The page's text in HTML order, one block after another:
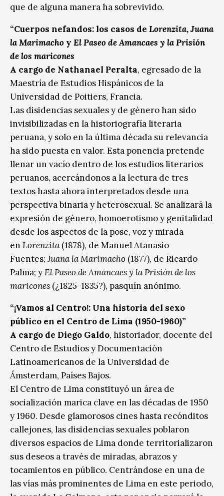
que de alguna manera ha sobrevivido.
“Cuerpos nefandos: los casos de Lorenzita,Juana
la Marimacho y El Paseo de Amancaes y la Prisión
de los maricones
A cargo de Nathanael Peralta, egresado de la
Maestría de Estudios Hispánicos de la
Universidad de Poitiers, Francia.
Las disidencias sexuales y de género han sido
invisibilizadas en la historiografía literaria
peruana, y solo en la última década su relevancia
ha sido puesta en valor. Esta ponencia pretende
llenar un vacío dentro de los estudios literarios
peruanos, acercándonos a la lectura de tres
textos hasta ahora interpretados desde una
perspectiva binaria y heterosexual. Se analizará la
expresión de género, homoerotismo y genitalidad
desde los aspectos de la pose, voz y mirada
en Lorenzita (1878), de Manuel Atanasio
Fuentes;Juana la Marimacho (1877), de Ricardo
Palma; yEl Paseo de Amancaes y la Prisión de los
maricones (¿1825-1835?), pasquín anónimo.
“¡Vamos al Centro!: Una historia del sexo
público en el Centro de Lima (1950-1960)”
A cargo de Diego Galdo, historiador, docente del
Centro de Estudios y Documentación
Latinoamericanos de la Universidad de
Ámsterdam, Países Bajos.
El Centro de Lima constituyó un área de
socialización marica clave en las décadas de 1950
y 1960. Desde glamorosos cines hasta recónditos
callejones, las disidencias sexuales poblaron
diversos espacios de Lima donde territorializaron
sus deseos a través de miradas, abrazos y
tocamientos en público. Centrándose en una de
las vías más prominentes de Lima en este periodo,